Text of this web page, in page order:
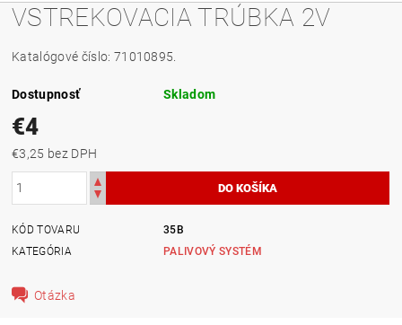
VSTREKOVACIA TRÚBKA 2V
Katalógové číslo: 71010895.
Dostupnosť Skladom
€4
€3,25 bez DPH
KÓD TOVARU
35B
KATEGÓRIA
PALIVOVÝ SYSTÉM
Otázka